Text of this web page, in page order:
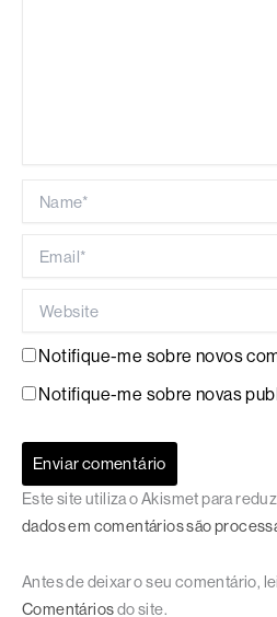
Notifique-me sobre novos
Notifique-me sobre novas
Este site utiliza o Akismet para
dados em comentários são
Antes de deixar o seu comentário,
Comentáriosdo site.